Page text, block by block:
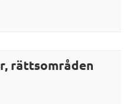
rättsområden